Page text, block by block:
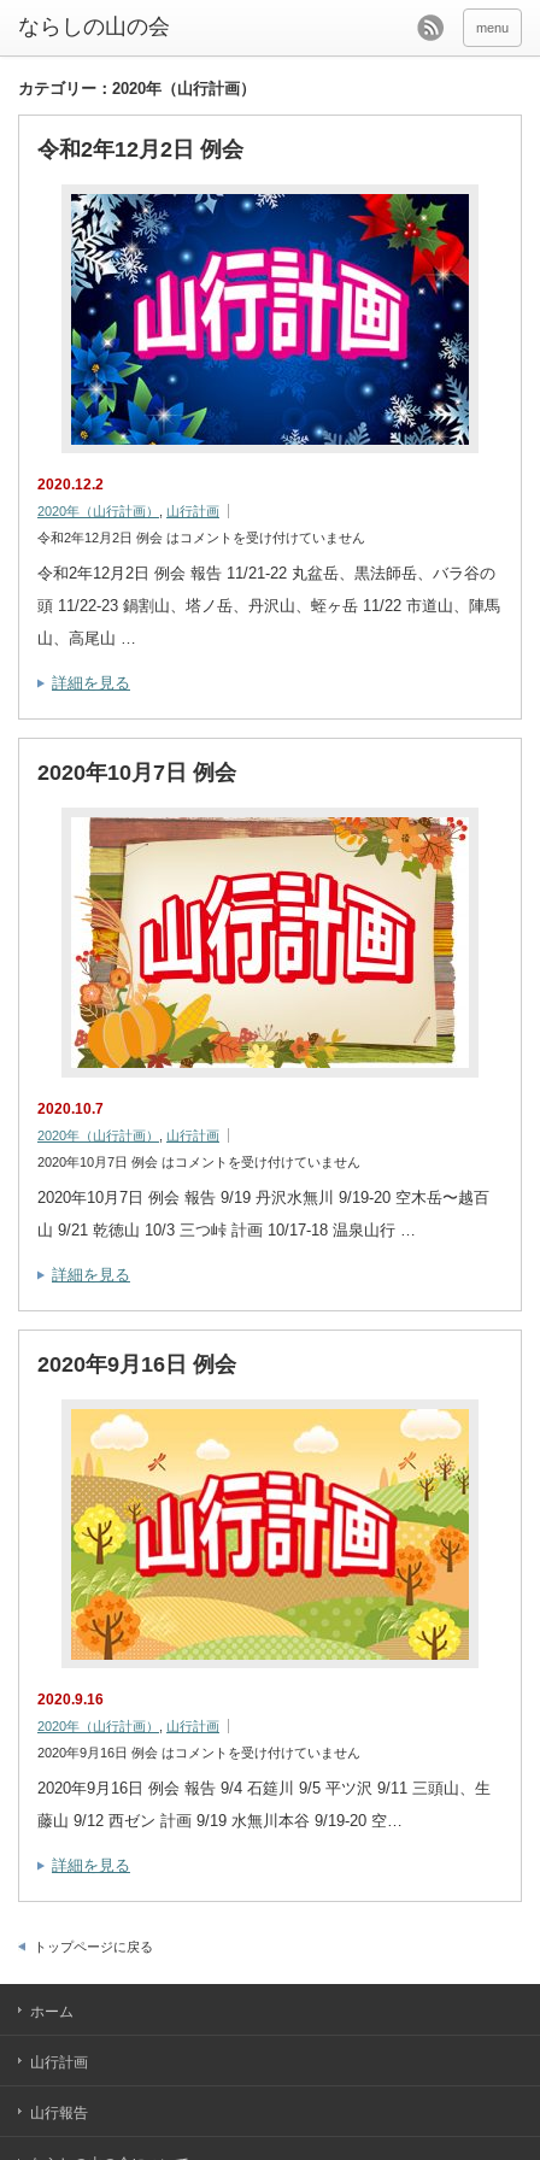
menu
カテゴリー：2020年（山行計画）
令和2年12月2日 例会
2020.12.2
2020年（山行計画） , 山行計画
令和2年12月2日 例会 はコメントを受け付けていません
令和2年12月2日 例会 報告 11/21-22 丸盆岳、黒法師岳、バラ谷の
頭 11/22-23 鍋割山、塔ノ岳、丹沢山、蛭ヶ岳 11/22 市道山、陣馬
山、高尾山 …
詳細を見る
2020年10月7日 例会
2020.10.7
2020年（山行計画）
山行計画
2020年10月7日 例会 は コメントを受け付けていません
2020年10月7日 例会 報告 9/19 丹沢水無川 9/19-20 空木岳〜越百
山 9/21 乾徳山 10/3 三つ峠 計画 10/17-18 温泉山行 …
詳細を見る
2020年9月16日 例会
2020.9.16
2020年（山行計画）
山行計画
2020年9月16日 例会 は コメントを受け付けていません
2020年9月16日 例会 報告 9/4 石筵川 9/5 平ツ沢 9/11 三頭山、生
藤山 9/12 西ゼン 計画 9/19 水無川本谷 9/19-20 空…
詳細を見る
トップページに戻る
ホーム
山行計画
山行報告